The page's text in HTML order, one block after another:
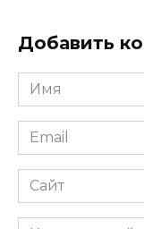
Добавить
Имя
Email
Сайт